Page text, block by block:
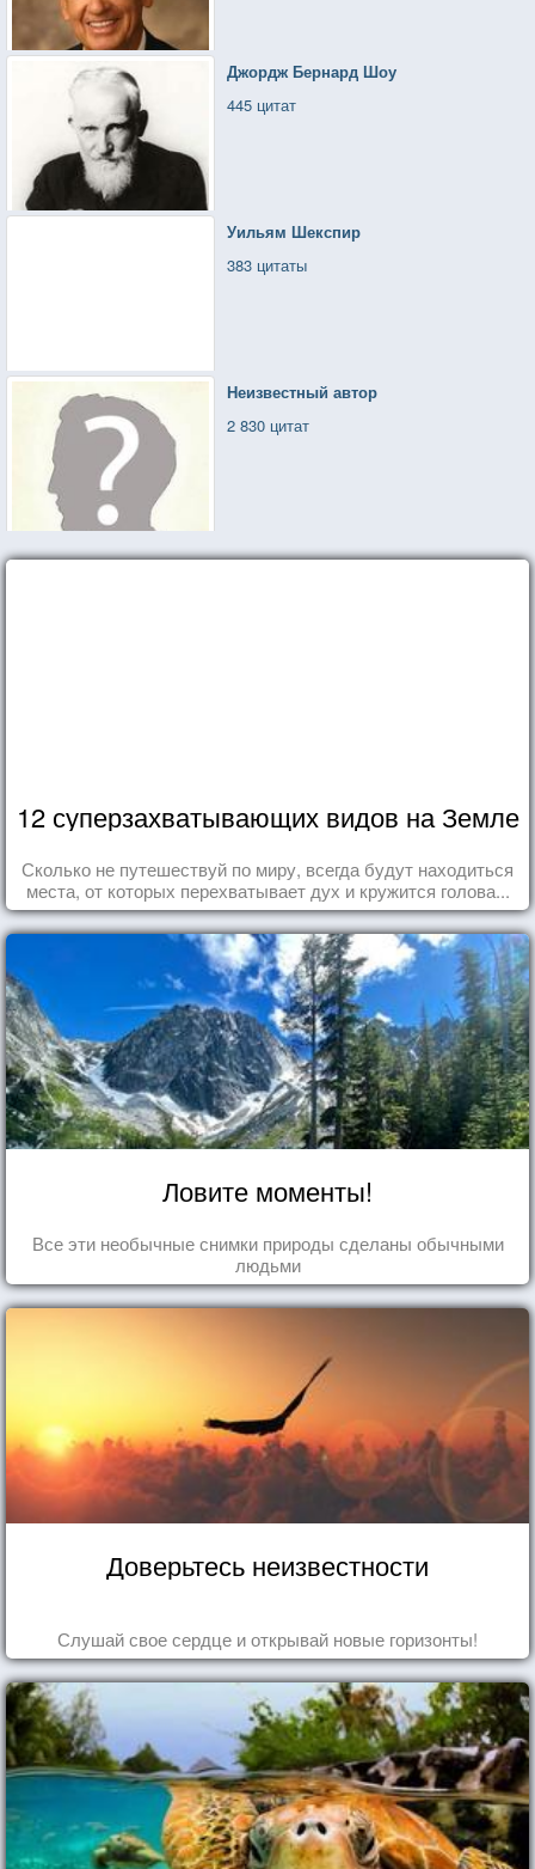
Джордж Бернард Шоу
445 цитат
Уильям Шекспир
383 цитаты
Неизвестный автор
2 830 цитат
12 суперзахватывающих видов на Земле
Сколько не путешествуй по миру, всегда будут находиться
места, от которых перехватывает дух и кружится голова...
Ловите моменты!
Все эти необычные снимки природы сделаны обычными
людьми
Доверьтесь неизвестности
Слушай свое сердце и открывай новые горизонты!